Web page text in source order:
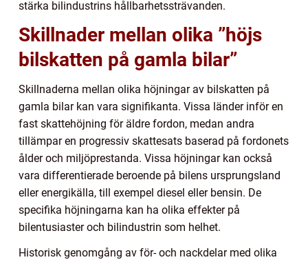
stärka bilindustrins hållbarhetssträvanden.
Skillnader mellan olika ”höjs
bilskatten på gamla bilar”
Skillnaderna mellan olika höjningar av bilskatten på
gamla bilar kan vara signifikanta. Vissa länder inför en
fast skattehöjning för äldre fordon, medan andra
tillämpar en progressiv skattesats baserad på fordonets
ålder och miljöprestanda. Vissa höjningar kan också
vara differentierade beroende på bilens ursprungsland
eller energikälla, till exempel diesel eller bensin. De
specifika höjningarna kan ha olika effekter på
bilentusiaster och bilindustrin som helhet.
Historisk genomgång av för- och nackdelar med olika